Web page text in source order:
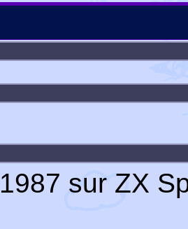
sur ZX